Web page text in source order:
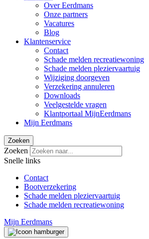
Over Eerdmans
Onze partners
Vacatures
Blog
Klantenservice
Contact
Schade melden recreatiewoning
Schade melden pleziervaartuig
Wijziging doorgeven
Verzekering annuleren
Downloads
Veelgestelde vragen
Klantportaal MijnEerdmans
Mijn Eerdmans
Zoeken
Zoeken
Snelle links
Contact
Bootverzekering
Schade melden pleziervaartuig
Schade melden recreatiewoning
Mijn Eerdmans